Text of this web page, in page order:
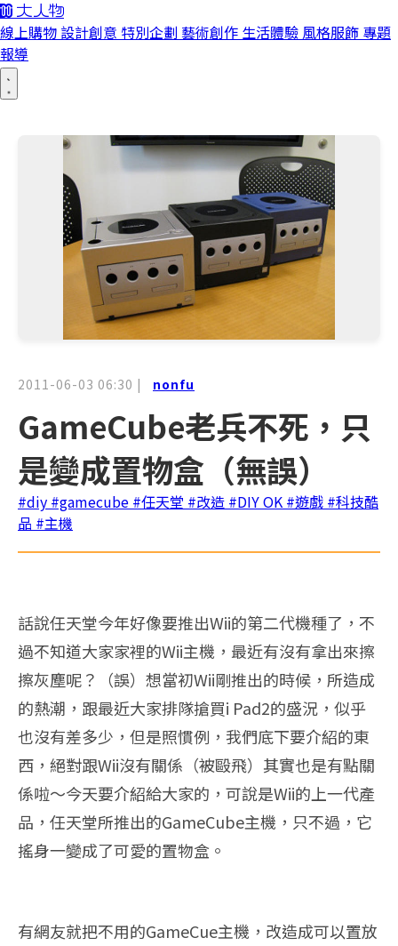
線上購物 設計創意 特別企劃 藝術創作 生活體驗 風格服飾 專題
報導
2011-06-03 06:30 | nonfu
GameCube老兵不死，只
是變成置物盒（無誤）
#diy #gamecube #任天堂 #改造 #DIY OK #遊戲 #科技酷
品 #主機
話說任天堂今年好像要推出Wii的第二代機種了，不
過不知道大家家裡的Wii主機，最近有沒有拿出來擦
擦灰塵呢？（誤）想當初Wii剛推出的時候，所造成
的熱潮，跟最近大家排隊搶買i Pad2的盛況，似乎
也沒有差多少，但是照慣例，我們底下要介紹的東
西，絕對跟Wii沒有關係（被毆飛）其實也是有點關
係啦～今天要介紹給大家的，可說是Wii的上一代產
品，任天堂所推出的GameCube主機，只不過，它
搖身一變成了可愛的置物盒。
有網友就把不用的GameCue主機，改造成可以置放